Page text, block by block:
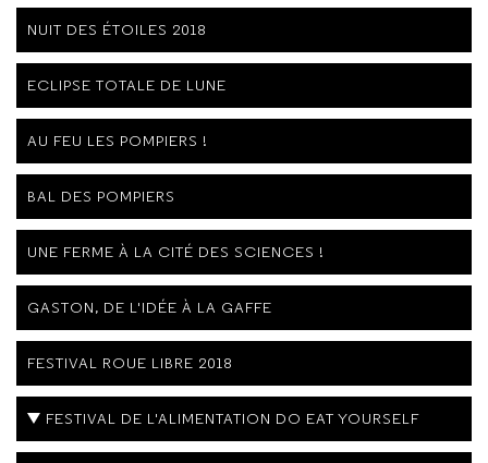
NUIT DES ÉTOILES 2018
ECLIPSE TOTALE DE LUNE
AU FEU LES POMPIERS !
BAL DES POMPIERS
UNE FERME À LA CITÉ DES SCIENCES !
GASTON, DE L'IDÉE À LA GAFFE
FESTIVAL ROUE LIBRE 2018
FESTIVAL DE L'ALIMENTATION DO EAT YOURSELF